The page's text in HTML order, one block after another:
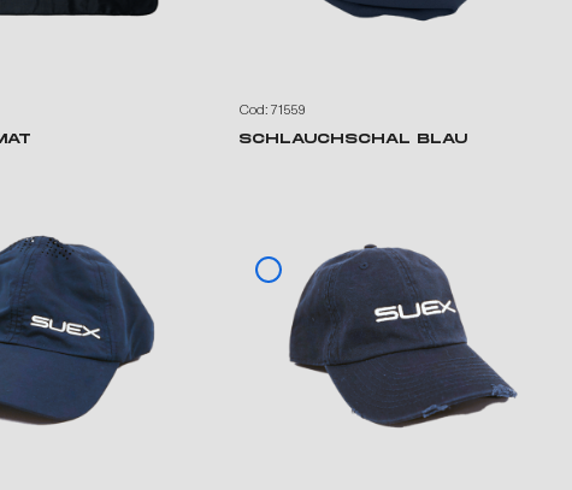
Cod: 71559
SCHLAUCHSCHAL BLAU